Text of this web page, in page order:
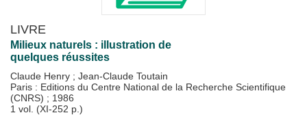
LIVRE
Milieux naturels : illustration de
quelques réussites
Claude Henry ; Jean-Claude Toutain
Paris : Editions du Centre National de la Recherche Scientifique
(CNRS) ; 1986
1 vol. (XI-252 p.)